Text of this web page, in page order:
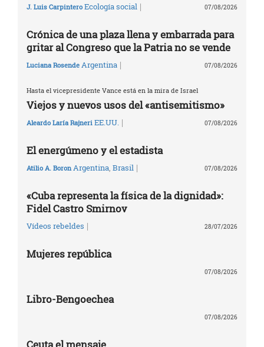
J. Luis Carpintero Ecología social | 07/08/2026
Crónica de una plaza llena y embarrada para
gritar al Congreso que la Patria no se vende
Luciana Rosende Argentina | 07/08/2026
Hasta el vicepresidente Vance está en la mira de Israel
Viejos y nuevos usos del «antisemitismo»
Aleardo Laría Rajneri EE.UU. | 07/08/2026
El energúmeno y el estadista
Atilio A. Boron Argentina Brasil | 07/08/2026
«Cuba representa la física de la dignidad»:
Fidel Castro Smirnov
Vídeos rebeldes | 28/07/2026
Mujeres república
07/08/2026
Libro-Bengoechea
07/08/2026